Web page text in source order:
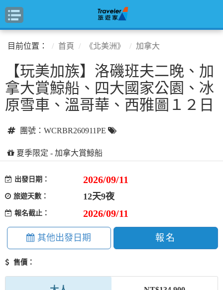
目前位置： 首頁 《北美洲》 加拿大
【玩美加族】洛磯班夫二晚、加
拿大賞鯨船、四大國家公園、冰
原雪車、溫哥華、西雅圖１２日
團號：WCRBR260911PE
夏季限定 - 加拿大賞鯨船
出發日期： 2026/09/11
旅遊天數： 12天9夜
報名截止： 2026/09/11
其他出發日期 報名
售價：